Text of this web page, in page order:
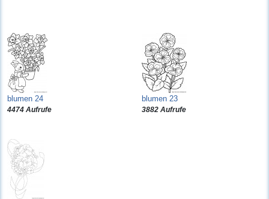
blumen 24
4474 Aufrufe
blumen 23
3882 Aufrufe